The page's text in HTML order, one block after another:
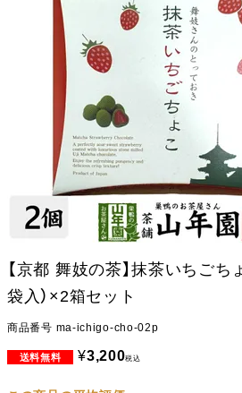
【京都 舞妓の茶】抹茶いちご
袋入）×2箱セット
商品番号 ma-ichigo-cho-02p
¥3,200税込